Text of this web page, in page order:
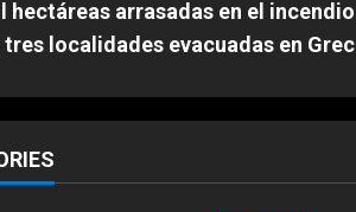
hectáreas arrasadas en el incendio
localidades evacuadas en